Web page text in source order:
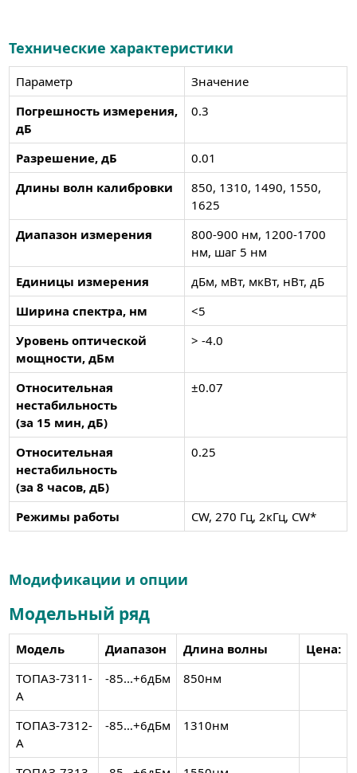
Технические характеристики
Параметр
Значение
Погрешность измерения,
дБ
0.3
Разрешение, дБ
0.01
Длины волн калибровки
850, 1310, 1490, 1550,
1625
Диапазон измерения
800-900 нм, 1200-1700
нм, шаг 5 нм
Единицы измерения
дБм, мВт, мкВт, нВт, дБ
Ширина спектра, нм
<5
Уровень оптической
мощности, дБм
> -4.0
Относительная
нестабильность
(за 15 мин, дБ)
±0.07
Относительная
нестабильность
(за 8 часов, дБ)
0.25
Режимы работы CW, 270 Гц, 2кГц, CW*
Модификации и опции
Модельный ряд
Модель Диапазон Длина волны
Цена:
ТОПАЗ-7311-
А
-85...+6дБм 850нм
ТОПАЗ-7312-
А
-85…+6дБм 1310нм